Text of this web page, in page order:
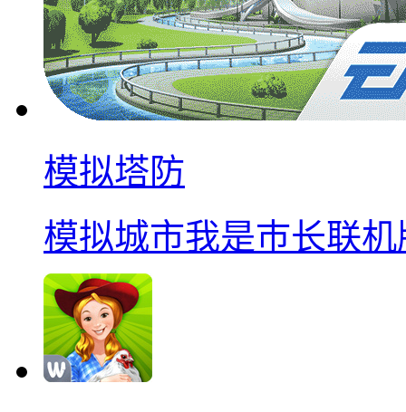
模拟塔防
模拟城市我是巿长联机